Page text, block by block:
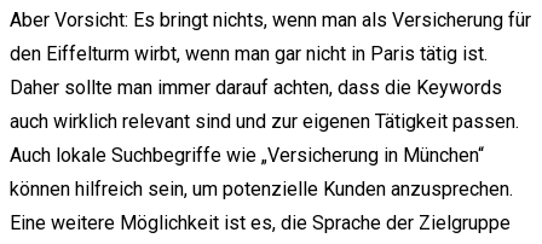
Aber Vorsicht: Es bringt nichts, wenn man als Versicherung für
den Eiffelturm wirbt, wenn man gar nicht in Paris tätig ist.
Daher sollte man immer darauf achten, dass die Keywords
auch wirklich relevant sind und zur eigenen Tätigkeit passen.
Auch lokale Suchbegriffe wie „Versicherung in München“
können hilfreich sein, um potenzielle Kunden anzusprechen.
Eine weitere Möglichkeit ist es, die Sprache der Zielgruppe